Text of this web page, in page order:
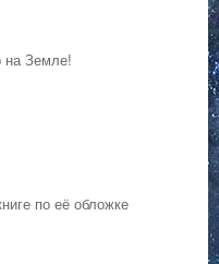
Земле!
по её обложке